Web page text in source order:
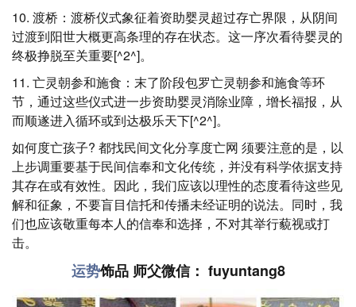
10. 渡桥：渡桥仪式象征着资助婴灵超过存亡界限，从阴间
过渡到阳世大概更高条理的存在状态。这一序次看待婴灵的
终极挣脱至关重要[^2^]。
11. 亡灵朝参和施食：末了阶段包罗亡灵朝参和施食等环
节，通过这些仪式进一步资助婴灵消除业障，增长福报，从
而顺遂进入循环或到达极乐天下[^2^]。
如何度亡孩子? 都找民间文化分享度亡网 须要注意的是，以
上步调重要基于民间信奉和文化传统，并没有科学依据支持
其存在或有效性。因此，我们应该以理性的态度看待这些见
解和征象，不要盲目信托和传播未经证明的说法。同时，我
们也应该敬重每本人的信奉和选择，不对其举行藐视或打
击。
运势饰品 师父微信： fuyuntang8